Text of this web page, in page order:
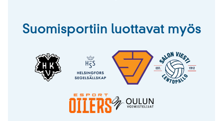
Suomisportiin luottavat myös